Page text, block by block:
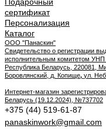
сертификат
Персонализация
Каталог
ООО "Панаскин"
Свидетельство о регистрации
исполнительным комитетом УНП
Республика Беларусь, 220081,
Боровлянский, д. Копище, ул.
Интернет-магазин
Беларусь (19.12.2024), №737702
+375 (44) 519-61-87
panaskinwork@gmail.com